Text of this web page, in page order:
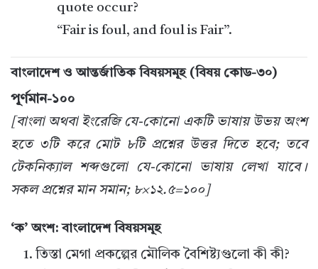
quote occur?
“Fair is foul, and foul is Fair”.
বাংলাদেশ ও আন্তর্জাতিক বিষয়সমূহ (বিষয় কোড-৩০)
পূর্ণমান-১০০
[বাংলা অথবা ইংরেজি যে-কোনো একটি ভাষায় উভয় অংশ
হতে ৩টি করে মোট ৮টি প্রশ্নের উত্তর দিতে হবে; তবে
টেকনিক্যাল শব্দগুলো যে-কোনো ভাষায় লেখা যাবে।
সকল প্রশ্নের মান সমান; ৮×১২.৫=১০০]
‘ক’ অংশ: বাংলাদেশ বিষয়সমূহ
তিস্তা মেগা প্রকল্পের মৌলিক বৈশিষ্ট্যগুলো কী কী?